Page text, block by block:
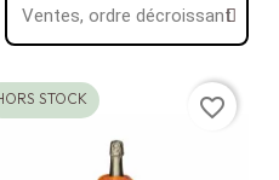
STOCK favorite_border